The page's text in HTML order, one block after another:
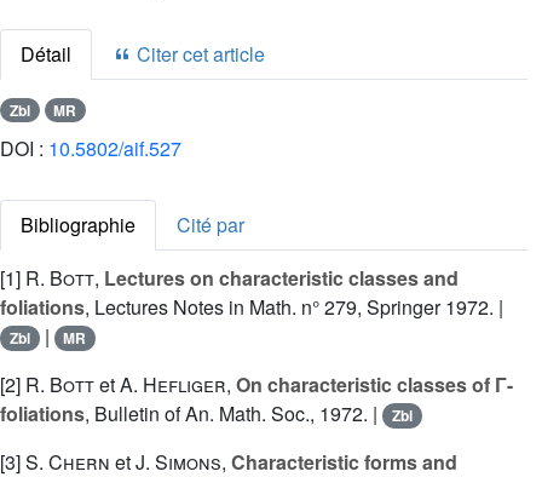
Détail Citer cet article
Zbl MR
DOI : 10.5802/aif.527
Bibliographie
Cité par
[1] R. Bott, Lectures on characteristic classes and
foliations, Lectures Notes in Math. n° 279, Springer 1972. |
Zbl | MR
[2] R. BottetA. Hefliger, On characteristic classes of Γ-
foliations, Bulletin of An. Math. Soc., 1972. | Zbl
[3]S. Chern etJ. Simons, Characteristic forms and